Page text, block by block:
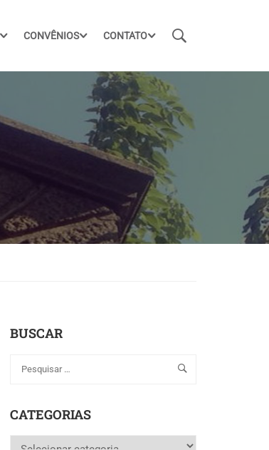
CONVÊNIOS CONTATO
BUSCAR
CATEGORIAS
Categorias